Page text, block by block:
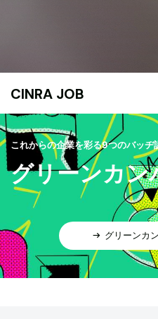
CINRA JOB
これからの企業を彩る9つのバッヂ
グリーンカン
グリーンカ